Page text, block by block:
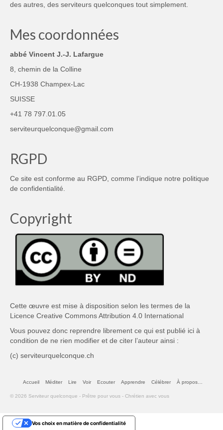
des autres, des serviteurs quelconques tout simplement.
Mes coordonnées
abbé Vincent J.-J. Lafargue
8, chemin de la Colline
CH-1938 Champex-Lac
SUISSE
+41 78 797.01.05
serviteurquelconque@gmail.com
RGPD
Ce site est conforme au RGPD, comme l’indique notre politique
de confidentialité
Copyright
Cette œuvre est mise à disposition selon les termes de la
Licence Creative Commons Attribution 4.0 International
Vous pouvez donc reprendre librement ce qui est publié ici à
condition de ne rien modifier et de citer l’auteur ainsi :
(c) serviteurquelconque.ch
Accueil Méditer Lire Voir Ecouter Apprendre Célébrer À propos…
© 2026 Serviteur quelconque - Prêtre pour vous - Chrétien avec vous
Vos choix en matière de confidentialité